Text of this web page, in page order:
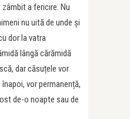
a fericire. Nu
nu uită de unde și
dor la vatra
lângă cărămidă
dar căsuțele vor
vor permanență,
de-o noapte sau de